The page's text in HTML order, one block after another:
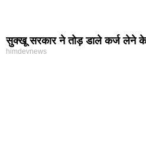
सुक्खू सरकार ने तोड़ डाले कर्ज लेने के
himdevnews